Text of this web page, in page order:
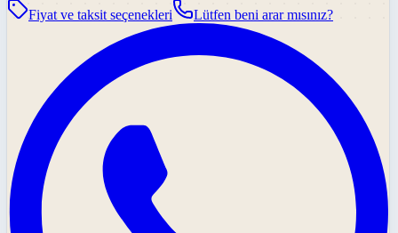
Fiyat ve taksit seçenekleri
Lütfen beni arar mısınız?